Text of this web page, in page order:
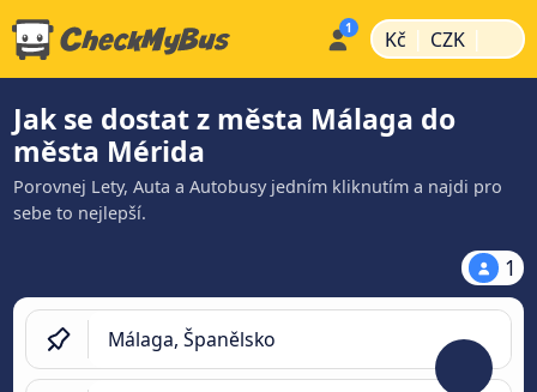
Kč | CZK |
Jak se dostat z města Málaga do
města Mérida
Porovnej Lety, Auta a Autobusy jedním kliknutím a najdi pro
sebe to nejlepší.
1